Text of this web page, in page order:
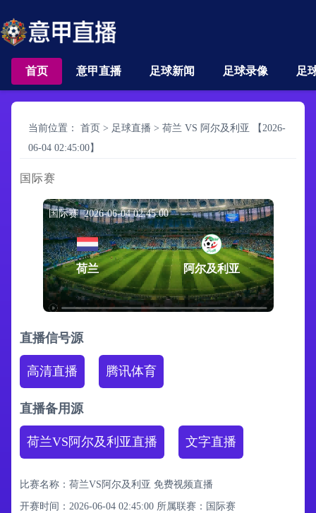
首页 意甲直播 足球新闻 足球录像 足
当前位置： 首页 > 足球直播 > 荷兰 VS 阿尔及利亚 【2026-
06-04 02:45:00】
国际赛
国际赛 2026-06-04 02:45:00
荷兰 阿尔及利亚
直播信号源
高清直播 腾讯体育
直播备用源
荷兰VS阿尔及利亚直播 文字直播
比赛名称：荷兰VS阿尔及利亚 免费视频直播
开赛时间：2026-06-04 02:45:00 所属联赛： 国际赛